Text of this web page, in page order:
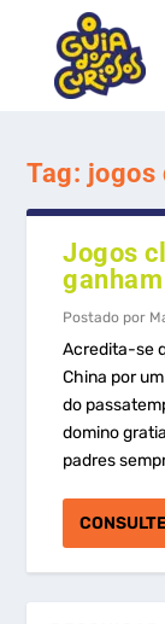
Tag: jogos
Jogos
Postado por
Acredita-se
China por
do
domino
padres